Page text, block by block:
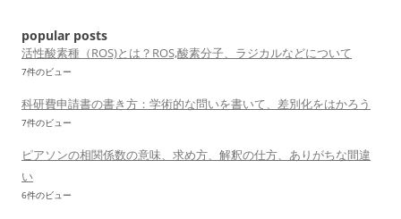
ン
popular posts
活性酸素種（ROS)とは？ROS,酸素分子、ラジカルなどについて
7件のビュー
科研費申請書の書き方：学術的な問いを書いて、差別化をはかろう
7件のビュー
ピアソンの相関係数の意味、求め方、解釈の仕方、ありがちな間違
い
6件のビュー